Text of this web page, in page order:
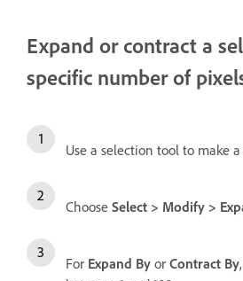
Expand or contract a
specific number of
Use a selection tool to make
Choose Select > Modify >
For Expand By or Contract By